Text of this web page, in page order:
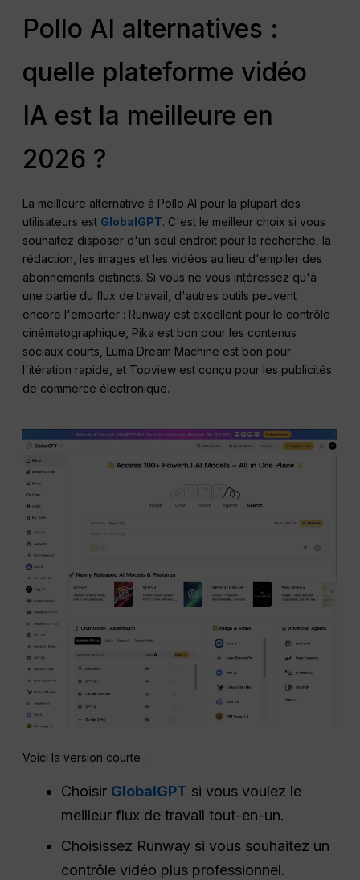
Pollo AI alternatives :
quelle plateforme vidéo
IA est la meilleure en
2026 ?
La meilleure alternative à Pollo AI pour la plupart des
utilisateurs est GlobalGPT. C'est le meilleur choix si vous
souhaitez disposer d'un seul endroit pour la recherche, la
rédaction, les images et les vidéos au lieu d'empiler des
abonnements distincts. Si vous ne vous intéressez qu'à
une partie du flux de travail, d'autres outils peuvent
encore l'emporter : Runway est excellent pour le contrôle
cinématographique, Pika est bon pour les contenus
sociaux courts, Luma Dream Machine est bon pour
l'itération rapide, et Topview est conçu pour les publicités
de commerce électronique.
Voici la version courte :
Choisir GlobalGPT si vous voulez le
meilleur flux de travail tout-en-un.
Choisissez Runway si vous souhaitez un
contrôle vidéo plus professionnel.